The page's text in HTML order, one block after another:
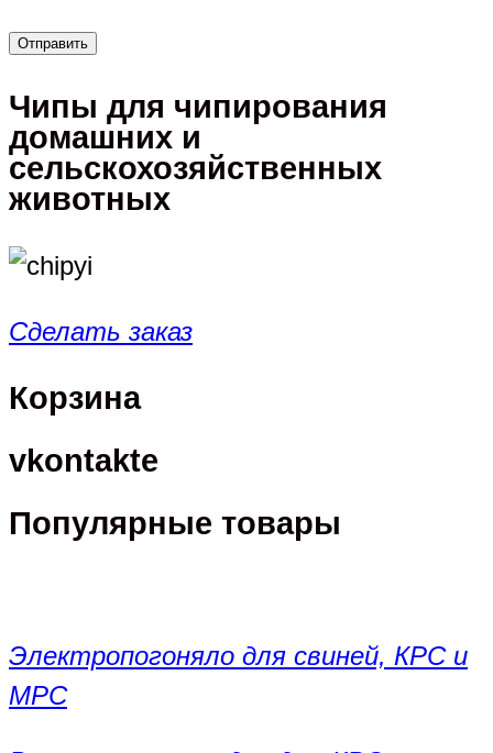
Чипы для чипирования
домашних и
сельскохозяйственных
животных
Сделать заказ
Корзина
vkontakte
Популярные товары
Электропогоняло для свиней, КРС и
МРС